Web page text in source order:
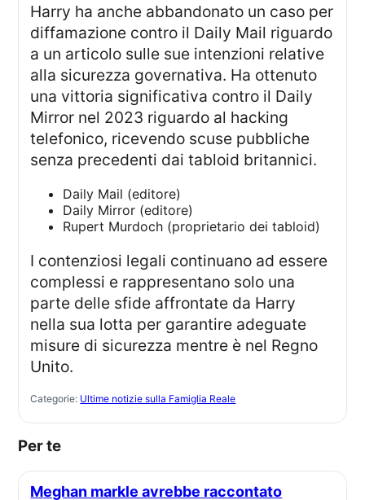
Harry ha anche abbandonato un caso per
diffamazione contro il Daily Mail riguardo
a un articolo sulle sue intenzioni relative
alla sicurezza governativa. Ha ottenuto
una vittoria significativa contro il Daily
Mirror nel 2023 riguardo al hacking
telefonico, ricevendo scuse pubbliche
senza precedenti dai tabloid britannici.
Daily Mail (editore)
Daily Mirror (editore)
Rupert Murdoch (proprietario dei tabloid)
I contenziosi legali continuano ad essere
complessi e rappresentano solo una
parte delle sfide affrontate da Harry
nella sua lotta per garantire adeguate
misure di sicurezza mentre è nel Regno
Unito.
Categorie: Ultime notizie sulla Famiglia Reale
Per te
Meghan markle avrebbe raccontato